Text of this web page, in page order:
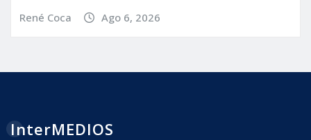
René Coca Ago 6, 2026
InterMEDIOS